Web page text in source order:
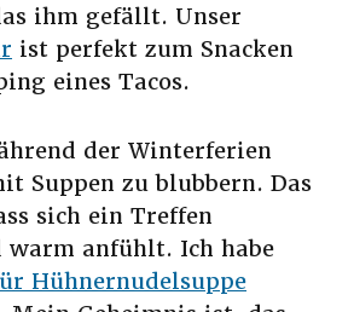
ihm gefällt. Unser
ist perfekt zum Snacken
eines Tacos.
der Winterferien
Suppen zu blubbern. Das
sich ein Treffen
warm anfühlt. Ich habe
Hühnernudelsuppe